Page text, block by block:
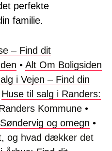
perfekte
familie.
– Find dit
• Alt Om Boligsiden
i Vejen – Find din
Huse til salg i Randers:
Kommune •
og omegn •
og hvad dækker det